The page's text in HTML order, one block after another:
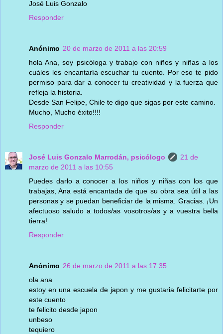
José Luis Gonzalo
Responder
Anónimo 20 de marzo de 2011 a las 20:59
hola Ana, soy psicóloga y trabajo con niños y niñas a los
cuáles les encantaría escuchar tu cuento. Por eso te pido
permiso para dar a conocer tu creatividad y la fuerza que
refleja la historia.
Desde San Felipe, Chile te digo que sigas por este camino.
Mucho, Mucho éxito!!!!
Responder
José Luis Gonzalo Marrodán, psicólogo
21 de
marzo de 2011 a las 10:55
Puedes darlo a conocer a los niños y niñas con los que
trabajas, Ana está encantada de que su obra sea útil a las
personas y se puedan beneficiar de la misma. Gracias. ¡Un
afectuoso saludo a todos/as vosotros/as y a vuestra bella
tierra!
Responder
Anónimo 26 de marzo de 2011 a las 17:35
ola ana
estoy en una escuela de japon y me gustaria felicitarte por
este cuento
te felicito desde japon
unbeso
tequiero